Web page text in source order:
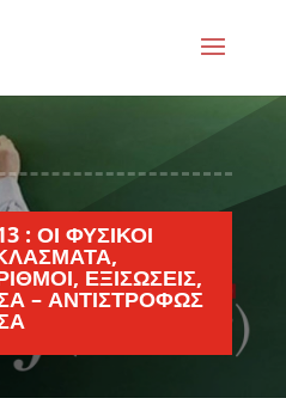
: ΟΙ ΦΥΣΙΚΟΊ
ΕΞΙΣΏΣΕΙΣ,
– ΑΝΤΙΣΤΡΌΦΩΣ